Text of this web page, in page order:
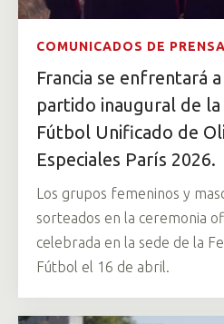
COMUNICADOS DE PRENSA
Francia se enfrentará
partido inaugural de
Fútbol Unificado de
Especiales París 2026.
Los grupos femeninos y
sorteados en la ceremonia
celebrada en la sede de la
Fútbol el 16 de abril.